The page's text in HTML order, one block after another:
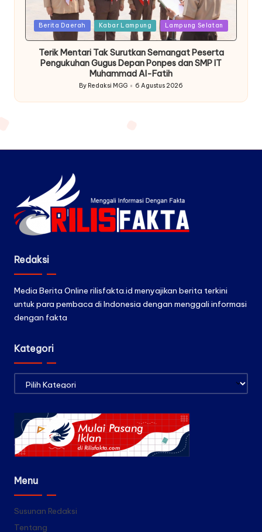
Posted
Berita Daerah Kabar Lampung Lampung Selatan
Terik Mentari Tak Surutkan Semangat Peserta
Pengukuhan Gugus Depan Ponpes dan SMP IT
Muhammad Al-Fatih
Posted
by
By Redaksi MGG 6 Agustus 2026
Redaksi
Media Berita Online rilisfakta.id menyajikan berita terkini
untuk para pembaca di Indonesia dengan menggali informasi
dengan fakta
Kategori
Menu
Susunan Redaksi
Tentang